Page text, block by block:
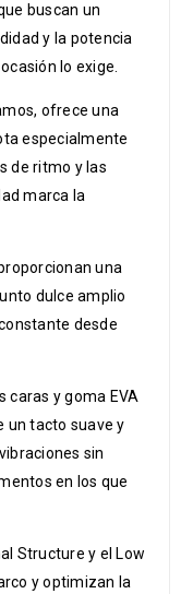
buscan un
y la potencia
lo exige.
ofrece una
especialmente
de ritmo y las
marca la
una
dulce amplio
desde
caras y goma EVA
tacto suave y
sin
en los que
Structure y el Low
y optimizan la